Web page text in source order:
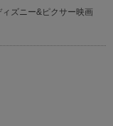
ズニー&ピクサー映画